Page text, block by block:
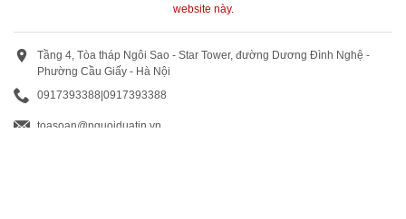
website này.
Tầng 4, Tòa tháp Ngôi Sao - Star Tower, đường Dương Đình Nghệ -
Phường Cầu Giấy - Hà Nội
0917393388|0917393388
toasoan@nguoiduatin.vn